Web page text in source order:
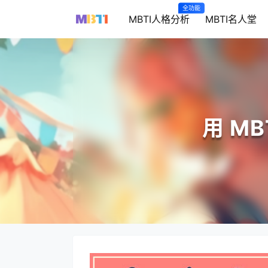
MBTI人格分析
全功能
MBTI名人堂
用